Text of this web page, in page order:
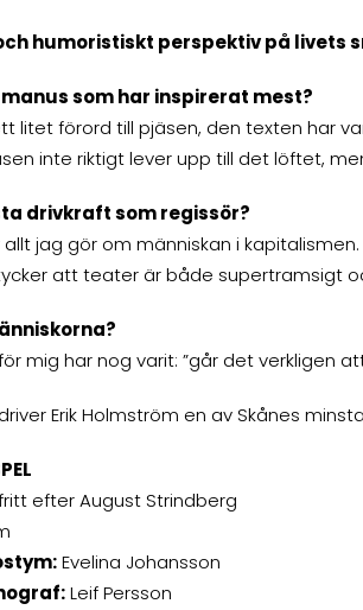
humoristiskt perspektiv på livets
som har inspirerat mest?
litet förord till pjäsen, den texten har
inte riktigt lever upp till det löftet,
drivkraft som regissör?
jag gör om människan i
att teater är både supertramsigt
mig har nog varit: ”går det verkligen
Erik Holmström en av Skånes
efter August Strindberg
Evelina Johansson
Leif Persson